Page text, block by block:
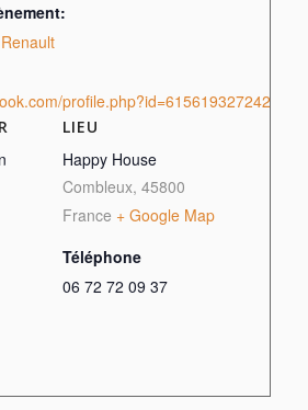
profile.php?id=61561932724270
LIEU
Happy House
Combleux, 45800
France + Google Map
Téléphone
06 72 72 09 37